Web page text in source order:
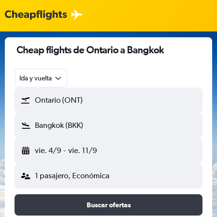
Cheap flights de Ontario a Bangkok
Ida y vuelta
Ontario (ONT)
Bangkok (BKK)
vie. 4/9 - vie. 11/9
1 pasajero, Económica
Buscar ofertas